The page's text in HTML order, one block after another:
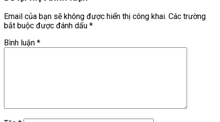
Email của bạn sẽ không được hiển thị công khai. Các trường
bắt buộc được đánh dấu *
Bình luận *